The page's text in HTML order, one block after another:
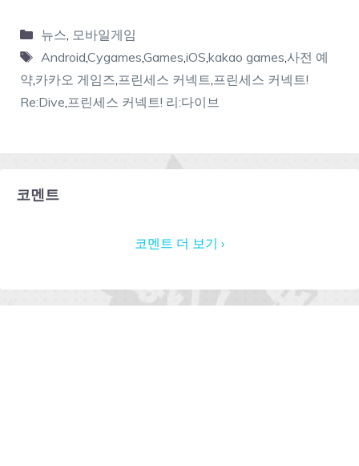
뉴스, 모바일게임
Android,Cygames,Games,iOS,kakao games,사전 예
약,카카오 게임즈,프린세스 커넥트,프린세스 커넥트!
Re:Dive,프린세스 커넥트! 리:다이브
코멘트
코멘트 더 보기 ›